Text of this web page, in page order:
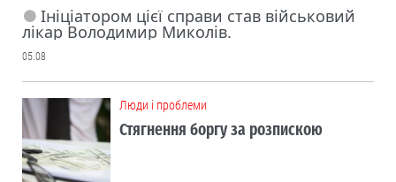
Ініціатором цієї справи став військовий
лікар Володимир Миколів.
05.08
Люди і проблеми
Стягнення боргу за розпискою